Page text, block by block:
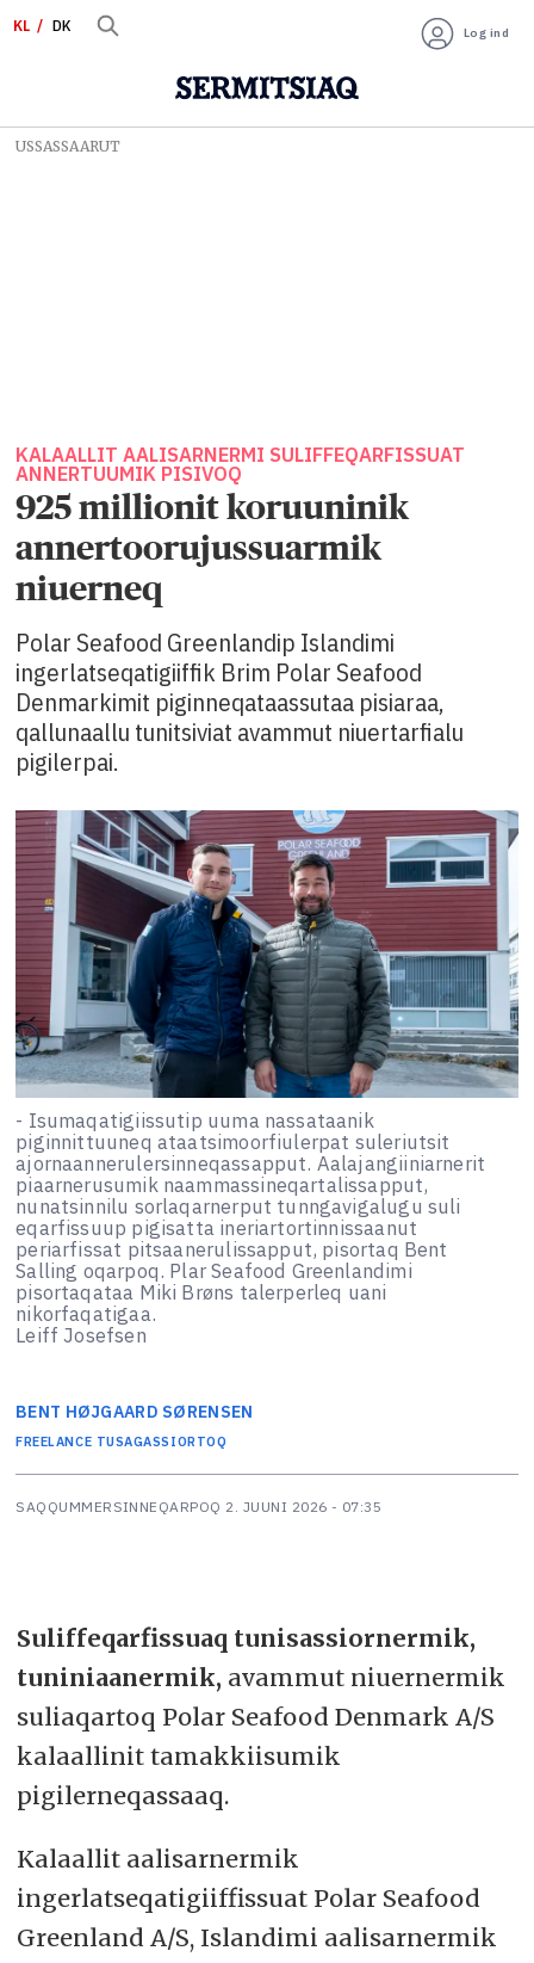
KL DK Log ind
USSASSAARUT
KALAALLIT AALISARNERMI SULIFFEQARFISSUAT
ANNERTUUMIK PISIVOQ
925 millionit koruuninik
annertoorujussuarmik
niuerneq
Polar Seafood Greenlandip Islandimi
ingerlatseqatigiiffik Brim Polar Seafood
Denmarkimit piginneqataassutaa pisiaraa,
qallunaallu tunitsiviat avammut niuertarfialu
pigilerpai.
- Isumaqatigiissutip uuma nassataanik
piginnittuuneq ataatsimoorfiulerpat suleriutsit
ajornaannerulersinneqassapput. Aalajangiiniarnerit
piaarnerusumik naammassineqartalissapput,
nunatsinnilu sorlaqarnerput tunngavigalugu suli
eqarfissuup pigisatta ineriartortinnissaanut
periarfissat pitsaanerulissapput, pisortaq Bent
Salling oqarpoq. Plar Seafood Greenlandimi
pisortaqataa Miki Brøns talerperleq uani
nikorfaqatigaa.
Leiff Josefsen
BENT HØJGAARD SØRENSEN
FREELANCE TUSAGASSIORTOQ
SAQQUMMERSINNEQARPOQ 2. JUUNI 2026 - 07:35
Suliffeqarfissuaq tunisassiornermik,
tuniniaanermik, avammut niuernermik
suliaqartoq Polar Seafood Denmark A/S
kalaallinit tamakkiisumik
pigilerneqassaaq.
Kalaallit aalisarnermik
ingerlatseqatigiiffissuat Polar Seafood
Greenland A/S, Islandimi aalisarnermik